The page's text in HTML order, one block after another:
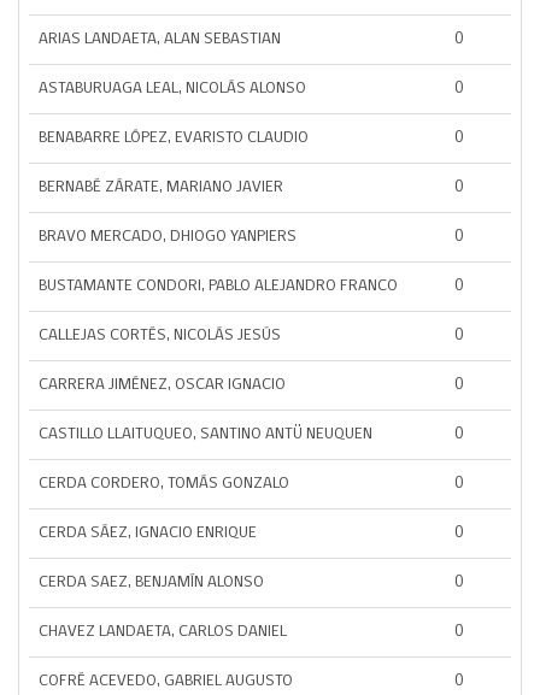
ARIAS LANDAETA, ALAN SEBASTIAN 0
ASTABURUAGA LEAL, NICOLÁS ALONSO 0
BENABARRE LÓPEZ, EVARISTO CLAUDIO 0
BERNABÉ ZÁRATE, MARIANO JAVIER 0
BRAVO MERCADO, DHIOGO YANPIERS 0
BUSTAMANTE CONDORI, PABLO ALEJANDRO FRANCO 0
CALLEJAS CORTÉS, NICOLÁS JESÚS 0
CARRERA JIMÉNEZ, OSCAR IGNACIO 0
CASTILLO LLAITUQUEO, SANTINO ANTÜ NEUQUEN 0
CERDA CORDERO, TOMÁS GONZALO 0
CERDA SÁEZ, IGNACIO ENRIQUE 0
CERDA SAEZ, BENJAMÍN ALONSO 0
CHAVEZ LANDAETA, CARLOS DANIEL 0
COFRÉ ACEVEDO, GABRIEL AUGUSTO 0